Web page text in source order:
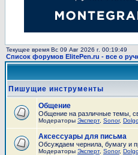
Текущее время Вс 09 Авг 2026 г. 00:19:49
Список форумов ElitePen.ru - все о
Пишущие инструменты
Общение
Общение на различные темы,
Модераторы Эксперт, Sonor,
Аксессуары для письма
Обсуждаем чернила, бумагу и
Модераторы Эксперт, Sonor,